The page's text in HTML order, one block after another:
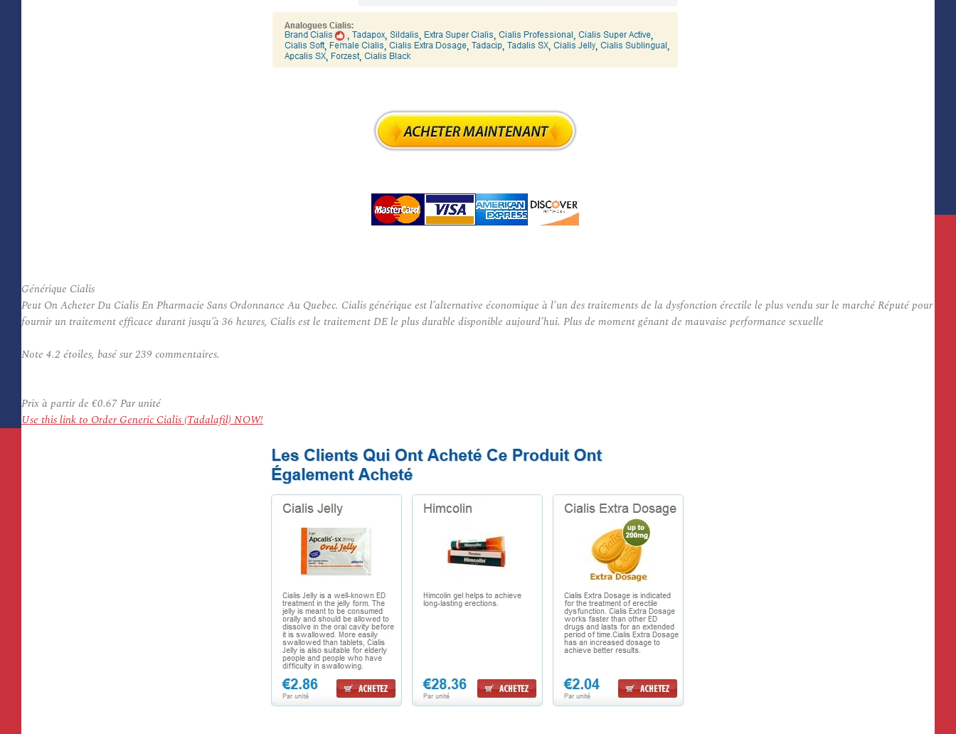
Générique Cialis
Peut On Acheter Du Cialis En Pharmacie Sans Ordonnance Au Quebec. Cialis générique est l’alternative économique à l’un des traitements de la dysfonction érectile le plus vendu sur le marché Réputé pour
fournir un traitement efficace durant jusqu’à 36 heures, Cialis est le traitement DE le plus durable disponible aujourd’hui. Plus de moment gênant de mauvaise performance sexuelle
Note 4.2 étoiles, basé sur239 commentaires.
Prix à partir de €0.67Par unité
Use this link to Order Generic Cialis (Tadalafil) NOW!